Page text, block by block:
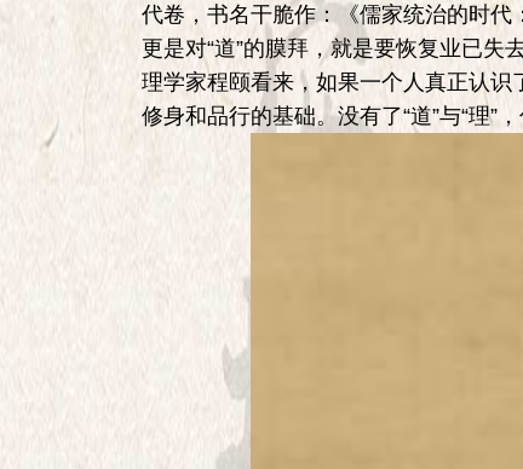
代卷，书名干脆作：《儒家统治的时代
更是对“道”的膜拜，就是要恢复业已失
理学家程颐看来，如果一个人真正认识
修身和品行的基础。没有了“道”与“理”